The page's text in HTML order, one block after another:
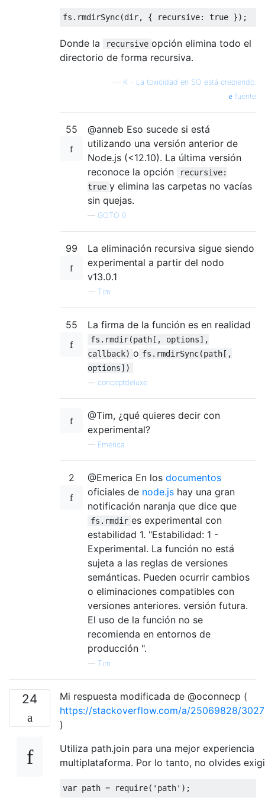
fs . rmdirSync(dir, { recursive: true });
Donde la recursive opción elimina todo el
directorio de forma recursiva.
— K - La toxicidad en SO está creciendo.
fuente
55
@anneb Eso sucede si está
utilizando una versión anterior de
Node.js (<12.10). La última versión
reconoce la opción
recursive:
true y elimina las carpetas no vacías
sin quejas.
— GOTO 0
99
La eliminación recursiva sigue siendo
experimental a partir del nodo
v13.0.1
— Tim
55 La firma de la función es en realidad
fs.rmdir(path[, options],
callback) o fs.rmdirSync(path[,
options])
conceptdeluxe
@Tim, ¿qué quieres decir con
experimental?
— Emerica
2 @Emerica En los documentos
oficiales de node.js hay una gran
notificación naranja que dice que
fs.rmdir es experimental con
estabilidad 1. "Estabilidad: 1 -
Experimental. La función no está
sujeta a las reglas de versiones
semánticas. Pueden ocurrir cambios
o eliminaciones compatibles con
versiones anteriores. versión futura.
El uso de la función no se
recomienda en entornos de
producción ".
— Tim
24
Mi respuesta modificada de @oconnecp (
https://stackoverflow.com/a/25069828/
)
Utiliza path.join para una mejor experiencia
multiplataforma. Por lo tanto, no olvides
var path = require( 'path' );